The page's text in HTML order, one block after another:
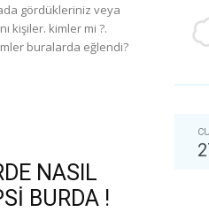
gördükleriniz veya
kişiler. kimler mi ?.
buralarda eğlendi?
NASIL
BURDA !